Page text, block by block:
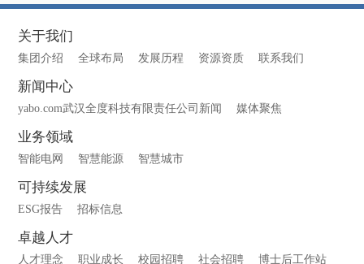
关于我们
集团介绍 全球布局 发展历程 资源资质 联系我们
新闻中心
yabo.com武汉全度科技有限责任公司新闻 媒体聚焦
业务领域
智能电网 智慧能源 智慧城市
可持续发展
ESG报告 招标信息
卓越人才
人才理念 职业成长 校园招聘 社会招聘
博士后工作站